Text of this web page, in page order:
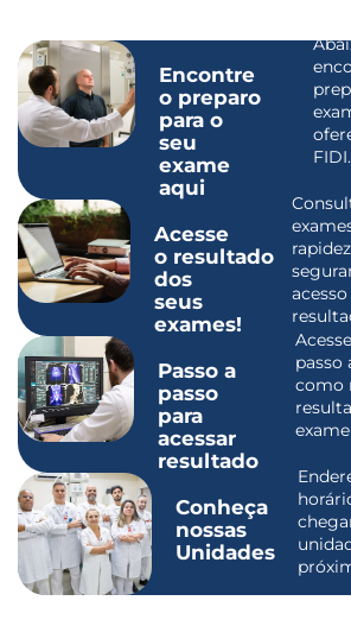
Encontre
o preparo
para o
seu
exame
aqui
FIDI.
Acesse
o resultado
dos
seus
exames!
Passo a
passo
para
acessar
resultado
passo
como
Conheça
nossas
Unidades